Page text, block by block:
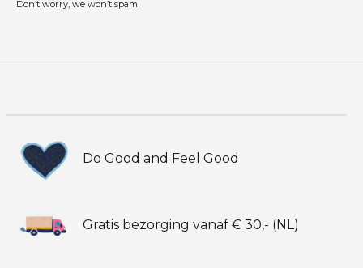
Don’t worry, we won’t spam
Do Good and Feel Good
Gratis bezorging vanaf € 30,- (NL)